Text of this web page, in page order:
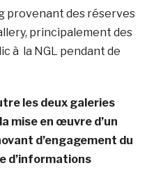
provenant des réserves
principalement des
à la NGL pendant de
les deux galeries
mise en œuvre d’un
d’engagement du
d’informations